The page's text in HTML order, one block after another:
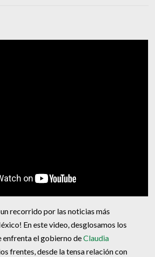
recorrido por las noticias más
En este video, desglosamos los
enfrenta el gobierno deClaudia
frentes, desde la tensa relación con